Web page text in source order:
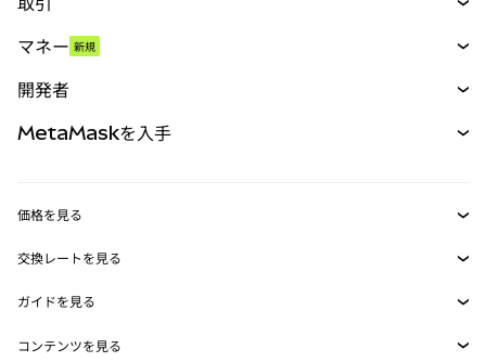
パーペチュアル
RWA
マネー 新規
開発者
MetaMask Connect
Snaps
Web3サービス
MetaMaskを入手
セキュリティ
サポート
価格を見る
イーサリアムの価格
Solanaの価格
交換レートを見る
ETH→USD
USDT→INR
ガイドを見る
ETHの購入
コンテンツを見る